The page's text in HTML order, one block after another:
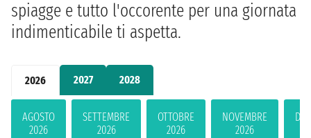
spiagge e tutto l'occorente per una giornata
indimenticabile ti aspetta.
2026 2027 2028
AGOSTO
2026
SETTEMBRE
2026
OTTOBRE
2026
NOVEMBRE
2026